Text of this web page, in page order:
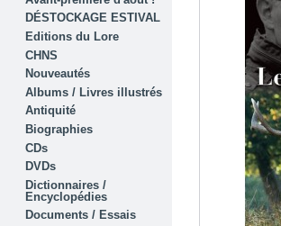
DÉSTOCKAGE ESTIVAL
Editions du Lore
CHNS
Nouveautés
Albums / Livres illustrés
Antiquité
Biographies
CDs
DVDs
Dictionnaires /
Encyclopédies
Documents / Essais